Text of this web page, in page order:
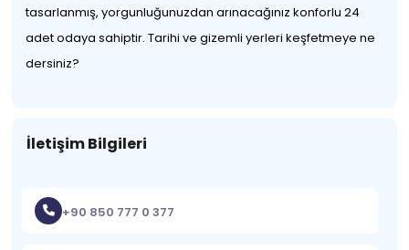
tasarlanmış, yorgunluğunuzdan arınacağınız konforlu 24
adet odaya sahiptir. Tarihi ve gizemli yerleri keşfetmeye ne
dersiniz?
İletişim Bilgileri
+90 850 777 0 377